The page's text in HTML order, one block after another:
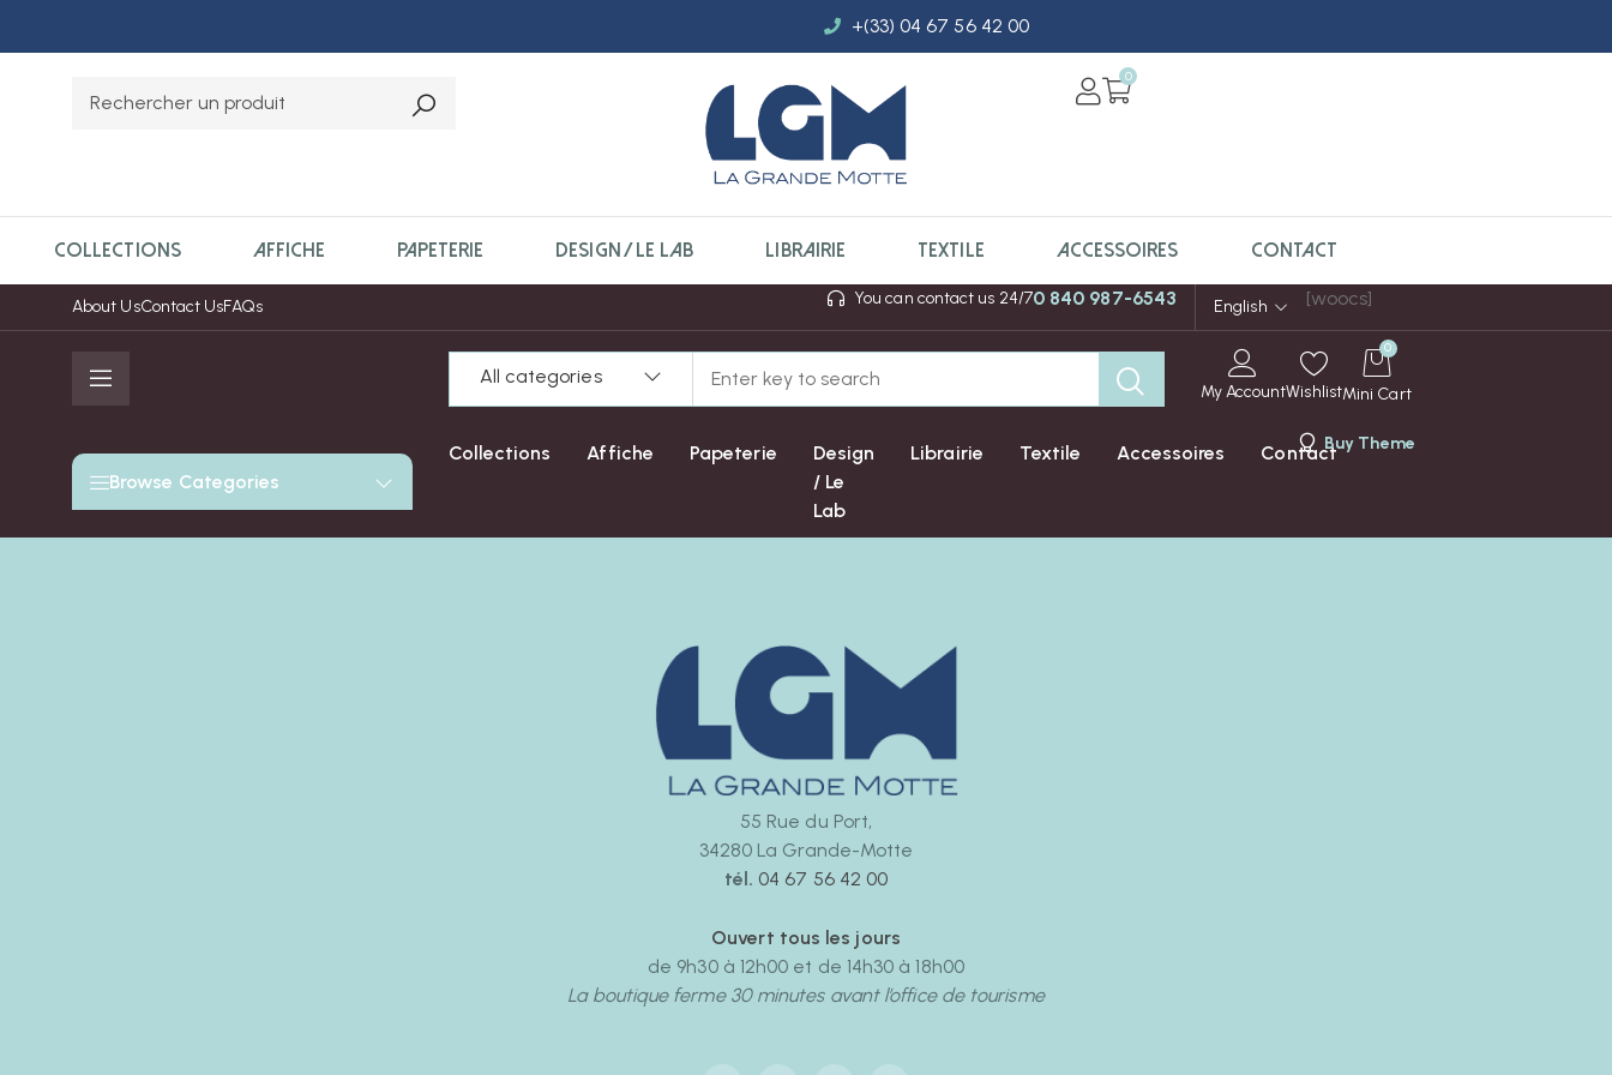
+(33) 04 67 56 42 00
0
COLLECTIONS AFFICHE PAPETERIE DESIGN / LE LAB LIBRAIRIE TEXTILE ACCESSOIRES CONTACT
About UsContact UsFAQs You can contact us 24/70 840 987-6543 English [woocs]
All categories
My AccountWishlist
0
Mini Cart
Browse Categories
Collections Affiche Papeterie
Design
/ Le
Lab
Librairie Textile Accessoires ContactBuy Theme
55 Rue du Port,
34280 La Grande-Motte
tél. 04 67 56 42 00
Ouvert tous les jours
de 9h30 à 12h00 et de 14h30 à 18h00
La boutique ferme 30 minutes avant l’office de tourisme